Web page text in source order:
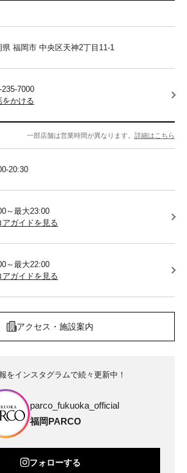
県 福岡市 中央区天神2丁目11-1
235-7000
をかける
一部店舗は営業時間が異なります。 詳細はこちら
20:30
～最大23:00
アガイドを見る
～最大22:00
アガイドを見る
アクセス・施設案内
をインスタグラムで続々更新中！
parco_fukuoka_official
福岡PARCO
フォローする